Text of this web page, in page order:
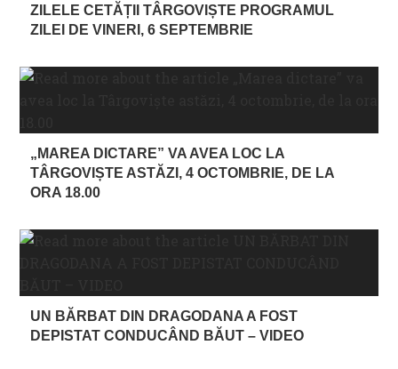
ZILELE CETĂȚII TÂRGOVIȘTE PROGRAMUL
ZILEI DE VINERI, 6 SEPTEMBRIE
„MAREA DICTARE” VA AVEA LOC LA
TÂRGOVIȘTE ASTĂZI, 4 OCTOMBRIE, DE LA
ORA 18.00
UN BĂRBAT DIN DRAGODANA A FOST
DEPISTAT CONDUCÂND BĂUT – VIDEO